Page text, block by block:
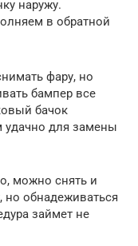
наружу.
в обратной
фару, но
бампер все
бачок
удачно для замены
можно снять и
но обнадеживаться
займет не